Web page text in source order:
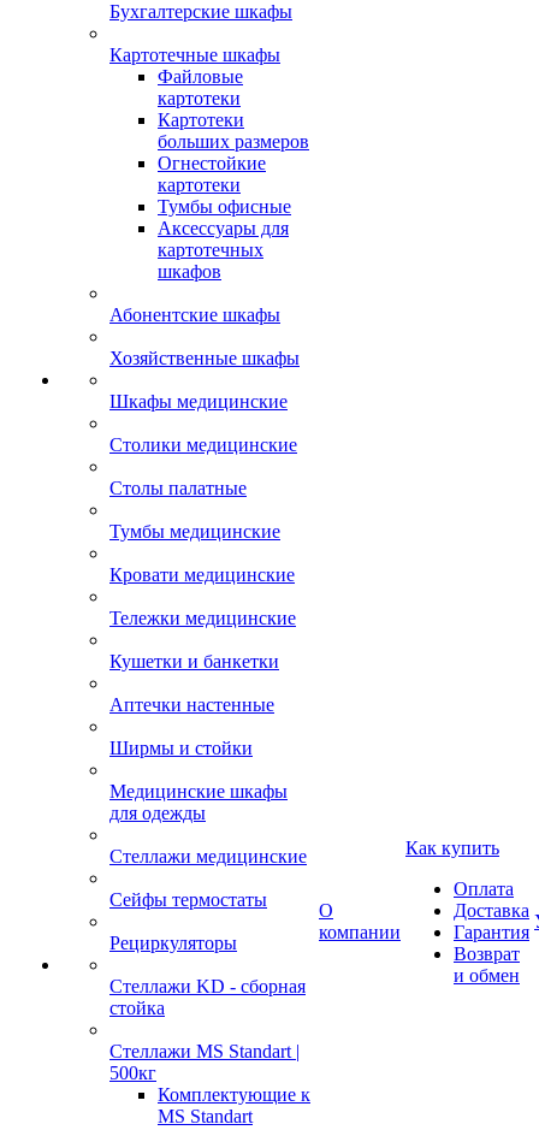
Бухгалтерские шкафы
Картотечные шкафы
Файловые
картотеки
Картотеки
больших размеров
Огнестойкие
картотеки
Тумбы офисные
Аксессуары для
картотечных
шкафов
Абонентские шкафы
Хозяйственные шкафы
Шкафы медицинские
Столики медицинские
Столы палатные
Тумбы медицинские
Кровати медицинские
Тележки медицинские
Кушетки и банкетки
Аптечки настенные
Ширмы и стойки
Медицинские шкафы
для одежды
Стеллажи медицинские
Сейфы термостаты
Рециркуляторы
Стеллажи KD - сборная
стойка
Стеллажи MS Standart |
500кг
Комплектующие к
MS Standart
О
компании
Как купить
Оплата
Доставка
Гарантия
Возврат
и обмен